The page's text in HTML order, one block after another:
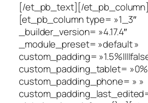
[/et_pb_text][/et_pb_column]
[et_pb_column type= »1_3″
_builder_version= »4.17.4″
_module_preset= »default »
custom_padding=
custom_padding_tablet=
custom_padding_phone= » »